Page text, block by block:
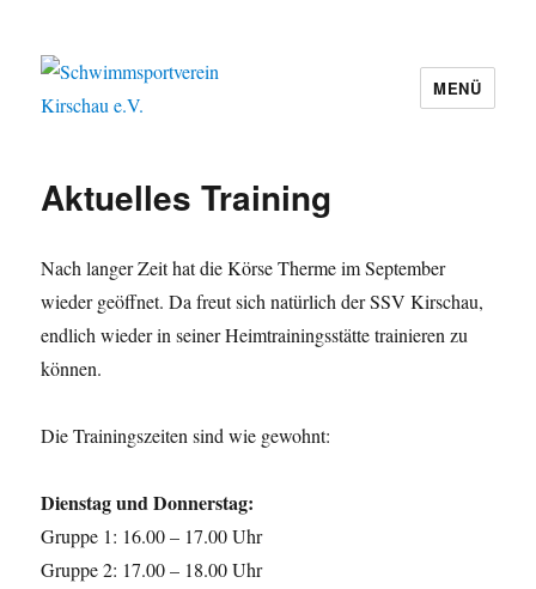
MENÜ
Aktuelles Training
Nach langer Zeit hat die Körse Therme im September
wieder geöffnet. Da freut sich natürlich der SSV Kirschau,
endlich wieder in seiner Heimtrainingsstätte trainieren zu
können.
Die Trainingszeiten sind wie gewohnt:
Dienstag und Donnerstag:
Gruppe 1: 16.00 – 17.00 Uhr
Gruppe 2: 17.00 – 18.00 Uhr